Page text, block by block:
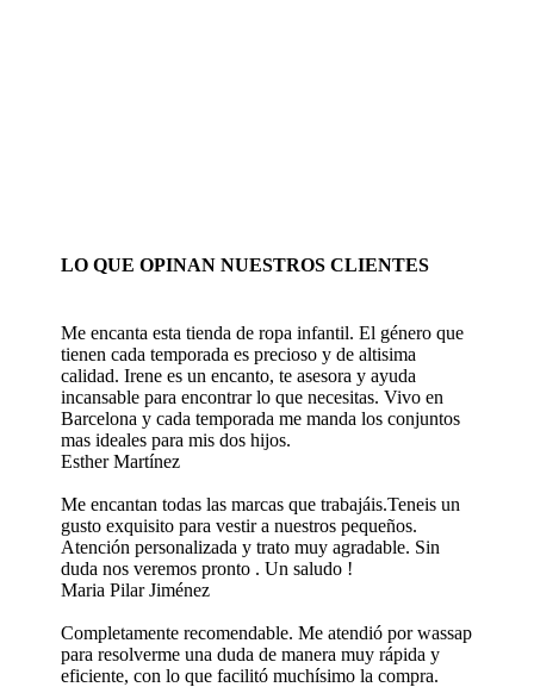
LO QUE OPINAN NUESTROS CLIENTES
Me encanta esta tienda de ropa infantil. El género que
tienen cada temporada es precioso y de altisima
calidad. Irene es un encanto, te asesora y ayuda
incansable para encontrar lo que necesitas. Vivo en
Barcelona y cada temporada me manda los conjuntos
mas ideales para mis dos hijos.
Esther Martínez
Me encantan todas las marcas que trabajáis.Teneis un
gusto exquisito para vestir a nuestros pequeños.
Atención personalizada y trato muy agradable. Sin
duda nos veremos pronto . Un saludo !
Maria Pilar Jiménez
Completamente recomendable. Me atendió por wassap
para resolverme una duda de manera muy rápida y
eficiente, con lo que facilitó muchísimo la compra.